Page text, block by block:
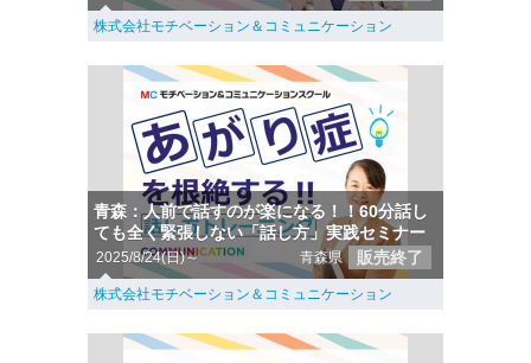
株式会社モチベーション＆コミュニケーション
青森：人前で話すのが楽になる！！60分話し
ても全く緊張しない「話し方」実践セミナー
2025/8/24(日)～ 青森県 販売終了
株式会社モチベーション＆コミュニケーション